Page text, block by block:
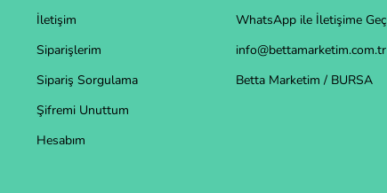
İletişim
Siparişlerim
Sipariş Sorgulama
Şifremi Unuttum
Hesabım
WhatsApp ile İletişime Geç
info@bettamarketim.com.tr
Betta Marketim / BURSA